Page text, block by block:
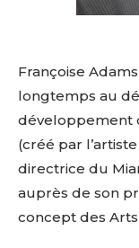
Françoise
longtemps au
développement
(créé par
directrice du
auprès de son
concept des